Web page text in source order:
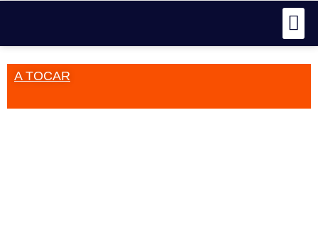
A TOCAR